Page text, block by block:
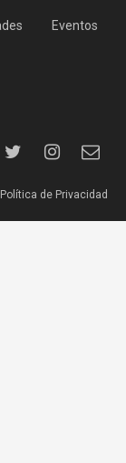
Eventos
Política de Privacidad